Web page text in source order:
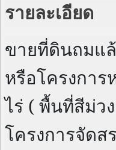
รายละเอียด
ขายที่ดินถมแล้
หรือโครงกา
ไร่ ( พื้นที่สีม่ว
โครงการจัดส